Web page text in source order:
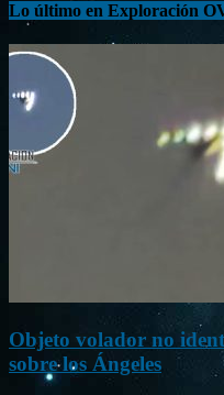
Lo último en Exploración
Objeto volador no
sobre los Ángeles